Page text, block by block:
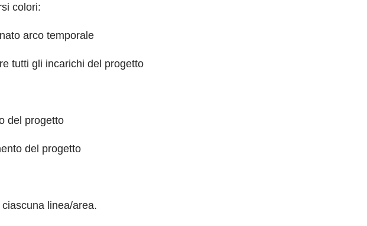
colori:
arco temporale
tutti gli incarichi del progetto
del progetto
del progetto
linea/area.